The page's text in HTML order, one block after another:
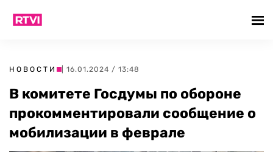
НОВОСТИ | 16.01.2024 / 13:48
В комитете Госдумы по обороне
прокомментировали сообщение о
мобилизации в феврале